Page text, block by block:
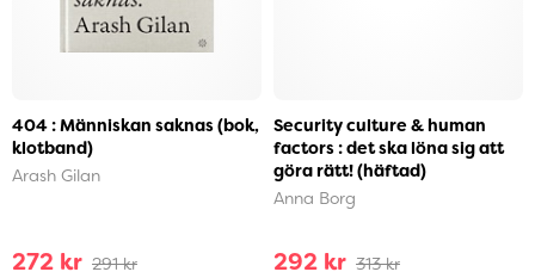
404 : Människan saknas (bok,
klotband)
Arash Gilan
272 kr 291 kr
Security culture & human
factors : det ska löna sig att
göra rätt! (häftad)
Anna Borg
292 kr 313 kr